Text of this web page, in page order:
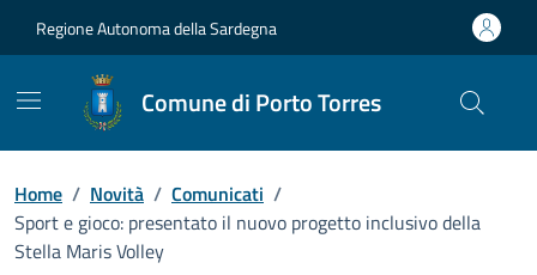
Regione Autonoma della Sardegna
Comune di Porto Torres
Home / Novità / Comunicati /
Sport e gioco: presentato il nuovo progetto inclusivo della
Stella Maris Volley